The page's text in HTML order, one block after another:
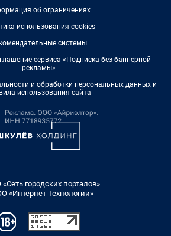
об ограничениях
использования cookies
системы
сервиса «Подписка без баннерной
рекламы»
и обработки персональных данных и
использования сайта
городских порталов»
«Интернет Технологии»